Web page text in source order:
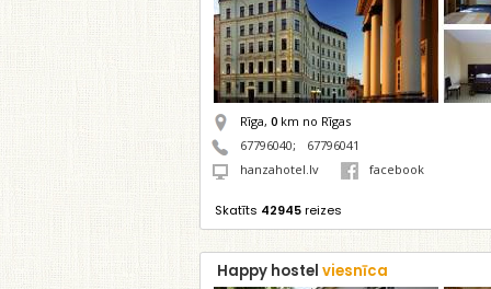
Rīga, 0 km no Rīgas
67796040;
67796041
hanzahotel.lv
facebook
Skatīts 42945reizes
Happy hostel viesnīca